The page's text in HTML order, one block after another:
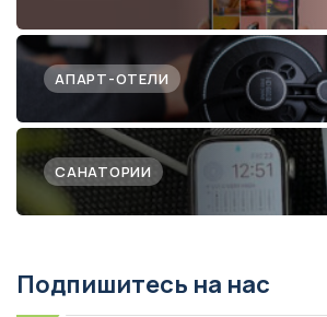
АПАРТ-ОТЕЛИ
САНАТОРИИ
Подпишитесь на нас